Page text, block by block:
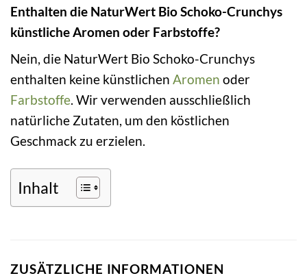
Enthalten die NaturWert Bio Schoko-Crunchys
künstliche Aromen oder Farbstoffe?
Nein, die NaturWert Bio Schoko-Crunchys
enthalten keine künstlichen Aromen oder
Farbstoffe. Wir verwenden ausschließlich
natürliche Zutaten, um den köstlichen
Geschmack zu erzielen.
Inhalt
ZUSÄTZLICHE INFORMATIONEN